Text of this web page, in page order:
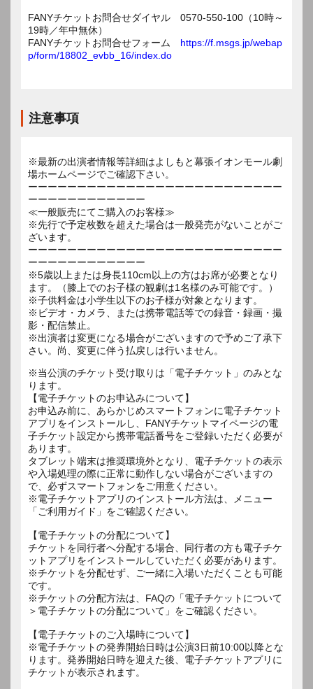
FANYチケットお問合せダイヤル 0570-550-100（10時～
19時／年中無休）
FANYチケットお問合せフォーム https://f.msgs.jp/webap
p/form/18802_evbb_16/index.do
注意事項
※最新の出演者情報等詳細はよしもと幕張イオンモール劇
場ホームページでご確認下さい。
ーーーーーーーーーーーーーーーーーーーーーーーーーー
ーーーーーーーーーーーー
≪一般販売にてご購入のお客様≫
※先行で予定枚数を超えた場合は一般発売がないことがご
ざいます。
ーーーーーーーーーーーーーーーーーーーーーーーーーー
ーーーーーーーーーーーー
※5歳以上または身長110cm以上の方はお席が必要となり
ます。（膝上でのお子様の観劇は1名様のみ可能です。）
※子供料金は小学生以下のお子様が対象となります。
※ビデオ・カメラ、または携帯電話等での録音・録画・撮
影・配信禁止。
※出演者は変更になる場合がございますので予めご了承下
さい。尚、変更に伴う払戻しは行いません。
※当公演のチケット受け取りは「電子チケット」のみとな
ります。
【電子チケットのお申込みについて】
お申込み前に、あらかじめスマートフォンに電子チケット
アプリをインストールし、FANYチケットマイページの電
子チケット設定から携帯電話番号をご登録いただく必要が
あります。
タブレット端末は推奨環境外となり、電子チケットの表示
や入場処理の際に正常に動作しない場合がございますの
で、必ずスマートフォンをご用意ください。
※電子チケットアプリのインストール方法は、メニュー
「ご利用ガイド」をご確認ください。
【電子チケットの分配について】
チケットを同行者へ分配する場合、同行者の方も電子チケ
ットアプリをインストールしていただく必要があります。
※チケットを分配せず、ご一緒に入場いただくことも可能
です。
※チケットの分配方法は、FAQの「電子チケットについて
＞電子チケットの分配について」をご確認ください。
【電子チケットのご入場時について】
※電子チケットの発券開始日時は公演3日前10:00以降とな
ります。発券開始日時を迎えた後、電子チケットアプリに
チケットが表示されます。